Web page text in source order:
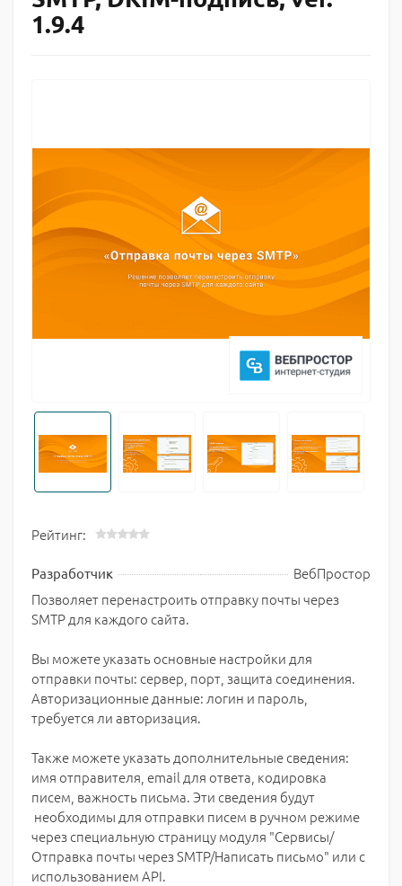
1.9.4
Рейтинг:
Разработчик
ВебПростор
Позволяет перенастроить отправку почты через
SMTP для каждого сайта.
Вы можете указать основные настройки для
отправки почты: сервер, порт, защита соединения.
Авторизационные данные: логин и пароль,
требуется ли авторизация.
Также можете указать дополнительные сведения:
имя отправителя, email для ответа, кодировка
писем, важность письма. Эти сведения будут
необходимы для отправки писем в ручном режиме
через специальную страницу модуля "Сервисы/
Отправка почты через SMTP/Написать письмо" или с
использованием API.